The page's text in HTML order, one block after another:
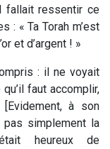
fallait ressentir ce
: « Ta Torah m’est
et d’argent ! »
: il ne voyait
faut accomplir,
à son
pas simplement la
heureux de